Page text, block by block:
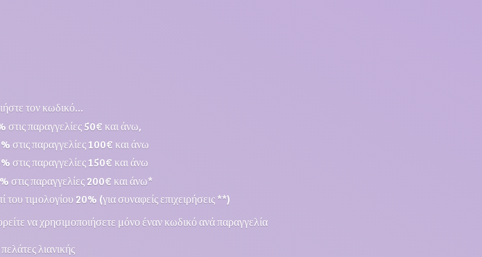
τον κωδικό...
παραγγελίες 50€ και άνω,
στις παραγγελίες 100€ και άνω
στις παραγγελίες 150€ και άνω
στις παραγγελίες 200€ και άνω*
τιμολογίου 20% (για συναφείς επιχειρήσεις **)
να χρησιμοποιήσετε μόνο έναν κωδικό ανά παραγγελία
λιανικής